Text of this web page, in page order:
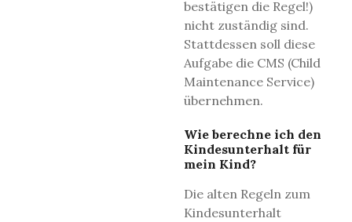
bestätigen die Regel!)
nicht zuständig sind.
Stattdessen soll diese
Aufgabe die CMS (Child
Maintenance Service)
übernehmen.
Wie berechne ich den
Kindesunterhalt für
mein Kind?
Die alten Regeln zum
Kindesunterhalt